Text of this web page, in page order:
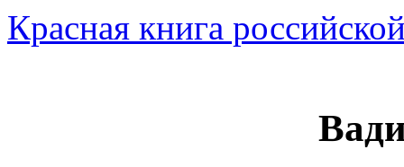
Красная книга